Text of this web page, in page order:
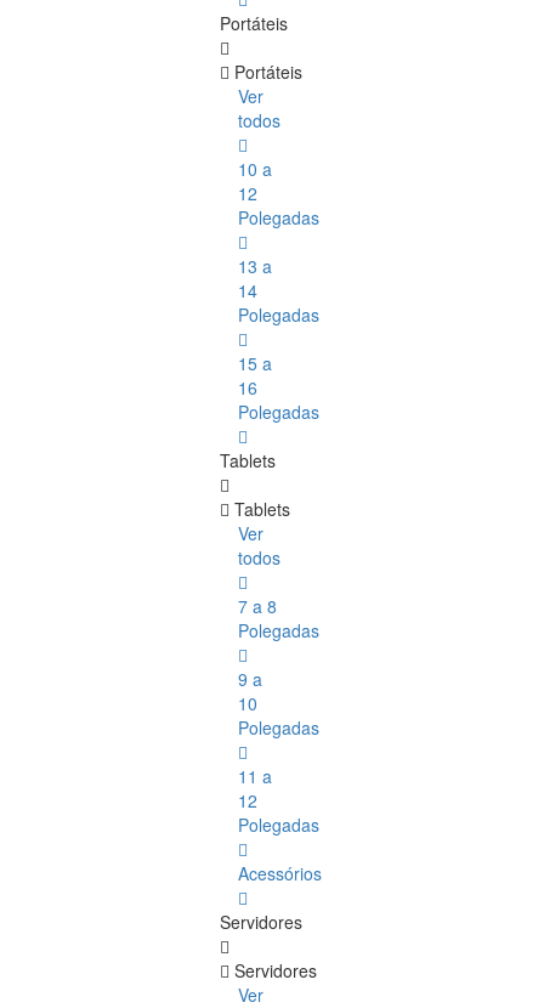
Portáteis
Portáteis
Ver
todos
10 a
12
Polegadas
13 a
14
Polegadas
15 a
16
Polegadas
Tablets
Tablets
Ver
todos
7 a 8
Polegadas
9 a
10
Polegadas
11 a
12
Polegadas
Acessórios
Servidores
Servidores
Ver